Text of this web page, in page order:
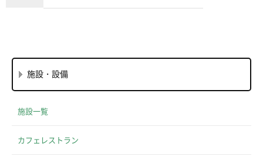
施設・設備
施設一覧
カフェレストラン